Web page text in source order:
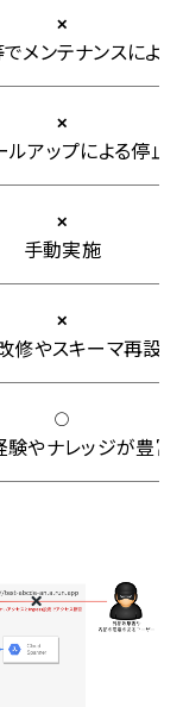
✕
メンテナンスによ
✕
ルアップによる停止
✕
手動実施
✕
修やスキーマ再設計
◯
やナレッジが豊富